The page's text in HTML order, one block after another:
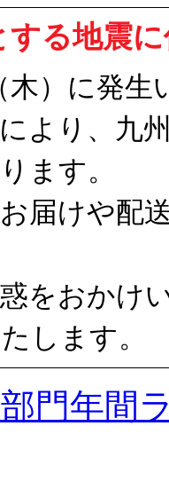
する地震
木）に発
より、九
ます。
届けや配
をおかけ
します。
門年間